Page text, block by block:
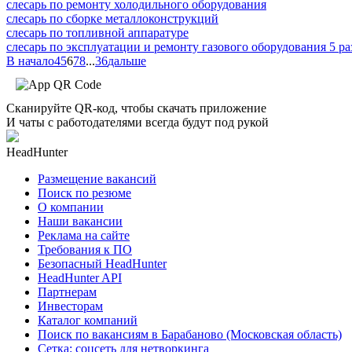
слесарь по ремонту холодильного оборудования
слесарь по сборке металлоконструкций
слесарь по топливной аппаратуре
слесарь по эксплуатации и ремонту газового оборудования 5
В начало45678...36дальше
Сканируйте QR-код, чтобы скачать приложение
И чаты с работодателями всегда будут под рукой
HeadHunter
Размещение вакансий
Поиск по резюме
О компании
Наши вакансии
Реклама на сайте
Требования к ПО
Безопасный HeadHunter
HeadHunter API
Партнерам
Инвесторам
Каталог компаний
Поиск по вакансиям в Барабаново (Московская область)
Сетка: соцсеть для нетворкинга